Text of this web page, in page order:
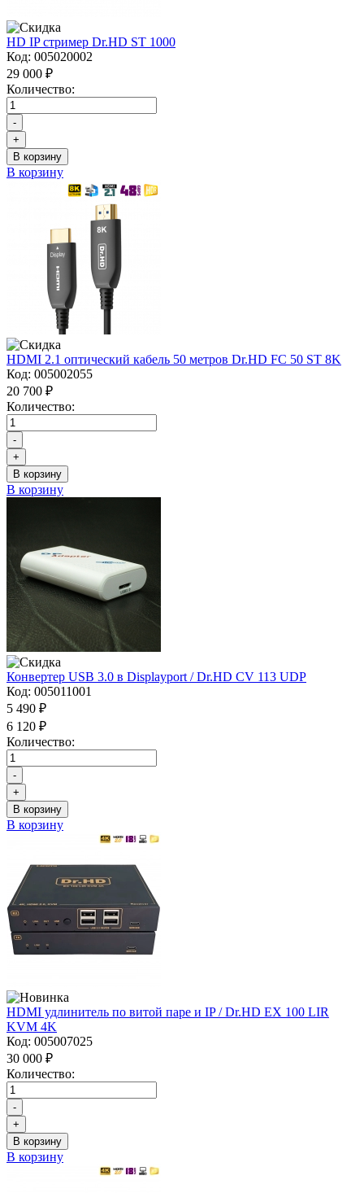
HD IP стример Dr.HD ST 1000
Код: 005020002
29 000 ₽
Количество:
-
+
В корзину
В корзину
HDMI 2.1 оптический кабель 50 метров Dr.HD FC 50 ST 8K
Код: 005002055
20 700 ₽
Количество:
-
+
В корзину
В корзину
Конвертер USB 3.0 в Displayport / Dr.HD CV 113 UDP
Код: 005011001
5 490 ₽
6 120 ₽
Количество:
-
+
В корзину
В корзину
HDMI удлинитель по витой паре и IP / Dr.HD EX 100 LIR
KVM 4K
Код: 005007025
30 000 ₽
Количество:
-
+
В корзину
В корзину